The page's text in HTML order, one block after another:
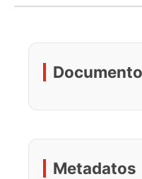
Documento
Metadatos